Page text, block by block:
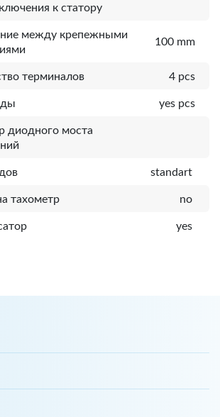
к статору
между крепежными
100 mm
терминалов 4 pcs
yes pcs
диодного моста
standart
тахометр no
yes